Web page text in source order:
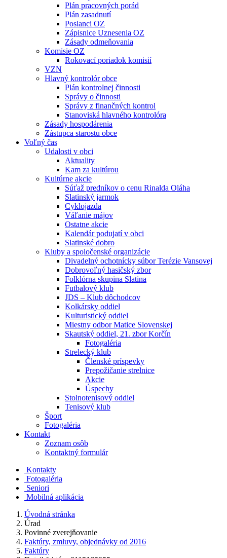
Plán pracovných porád
Plán zasadnutí
Poslanci OZ
Zápisnice Uznesenia OZ
Zásady odmeňovania
Komisie OZ
Rokovací poriadok komisií
VZN
Hlavný kontrolór obce
Plán kontrolnej činnosti
Správy o činnosti
Správy z finančných kontrol
Stanoviská hlavného kontrolóra
Zásady hospodárenia
Zástupca starostu obce
Voľný čas
Udalosti v obci
Aktuality
Kam za kultúrou
Kultúrne akcie
Súťaž predníkov o cenu Rinalda Oláha
Slatinský jarmok
Cyklojazda
Váľanie májov
Ostatne akcie
Kalendár podujatí v obci
Slatinské dobro
Kluby a spoločenské organizácie
Divadelný ochotnícky súbor Terézie Vansovej
Dobrovoľný hasičský zbor
Folklórna skupina Slatina
Futbalový klub
JDS – Klub dôchodcov
Kolkársky oddiel
Kulturistický oddiel
Miestny odbor Matice Slovenskej
Skautský oddiel, 21. zbor Korčín
Fotogaléria
Strelecký klub
Členské príspevky
Prepožičanie strelnice
Akcie
Úspechy
Stolnotenisový oddiel
Tenisový klub
Šport
Fotogaléria
Kontakt
Zoznam osôb
Kontaktný formulár
Kontakty
Fotogaléria
Seniori
Mobilná aplikácia
Úvodná stránka
Úrad
Povinné zverejňovanie
Faktúry, zmluvy, objednávky od 2016
Faktúry